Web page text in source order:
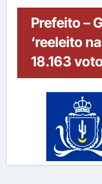
Prefeito –
‘reeleito
18.163